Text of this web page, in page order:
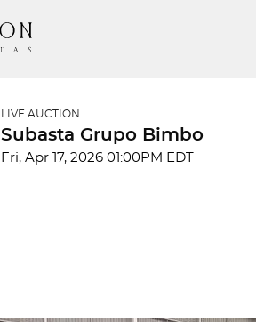
LIVE AUCTION
Subasta Grupo Bimbo
Fri, Apr 17, 2026 01:00PM EDT